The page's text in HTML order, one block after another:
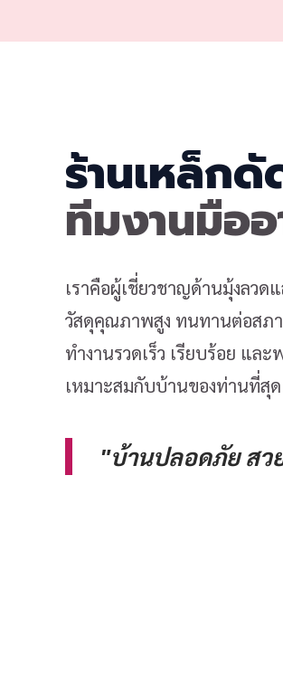
ร้านเหล็ก
ทีมงานมือ
เราคือผู้เชี่ยวชาญด้านมุ้งลวด
วัสดุคุณภาพสูง ทนทานต่อสภา
ทำงานรวดเร็ว เรียบร้อย แล
เหมาะสมกับบ้านของท่านที่สุด
"บ้านปลอดภัย สว